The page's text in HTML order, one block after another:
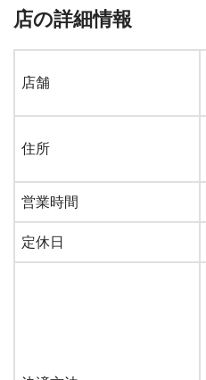
店の詳細情報
店舗
住所
営業時間
定休日